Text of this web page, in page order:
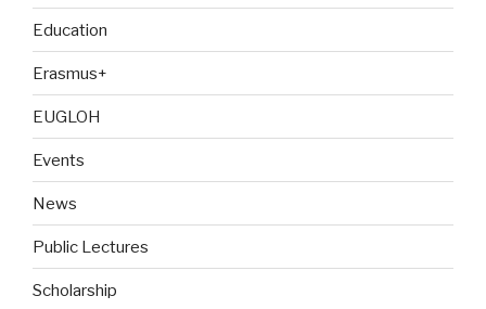
Education
Erasmus+
EUGLOH
Events
News
Public Lectures
Scholarship